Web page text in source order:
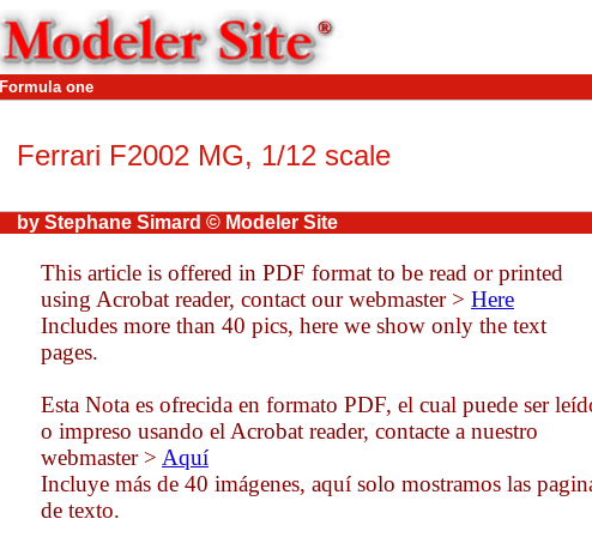
Formula one
Ferrari F2002 MG, 1/12 scale
by Stephane Simard © Modeler Site
This article is offered in PDF format to be read or printed
using Acrobat reader, contact our webmaster > Here
Includes more than 40 pics, here we show only the text
pages.
Esta Nota es ofrecida en formato PDF, el cual puede ser
o impreso usando el Acrobat reader, contacte a nuestro
webmaster > Aquí
Incluye más de 40 imágenes, aquí solo mostramos las
de texto.